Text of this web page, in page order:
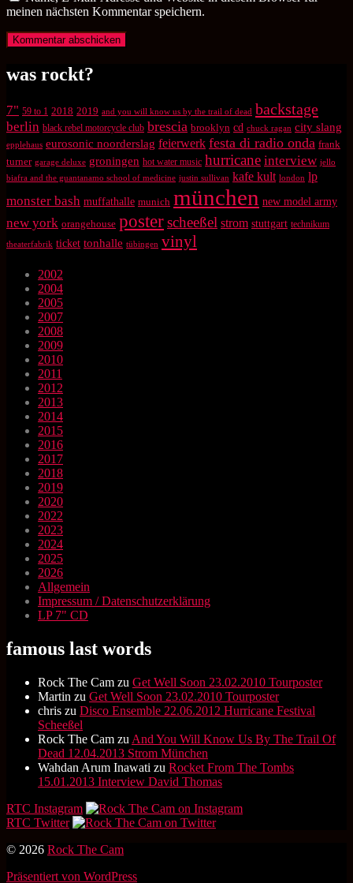
meinen nächsten Kommentar speichern.
was rockt?
7" 59 to 1 2018 2019 and you will know us by the trail of dead backstage
berlin black rebel motorcycle club brescia brooklyn cd chuck ragan city slang
epplehaus eurosonic noorderslag feierwerk festa di radio onda frank
turner garage deluxe groningen hot water music hurricane interview jello
biafra and the guantanamo school of medicine justin sullivan kafe kult london lp
monster bash muffathalle munich münchen new model army
new york orangehouse posterscheeßel strom stuttgart technikum
theaterfabrik ticket tonhalle tübingen vinyl
2002
2004
2005
2007
2008
2009
2010
2011
2012
2013
2014
2015
2016
2017
2018
2019
2020
2022
2023
2024
2025
2026
Allgemein
Impressum / Datenschutzerklärung
LP 7" CD
famous last words
Rock The Cam zu Get Well Soon 23.02.2010 Tourposter
Martin zu Get Well Soon 23.02.2010 Tourposter
chris zu Disco Ensemble 22.06.2012 Hurricane Festival
Scheeßel
Rock The Cam zu And You Will Know Us By The Trail Of
Dead 12.04.2013 Strom München
Wahdan Arum Inawati zu Rocket From The Tombs
15.01.2013 Interview David Thomas
RTC Instagram
RTC Twitter
© 2026 Rock The Cam
Präsentiert von WordPress